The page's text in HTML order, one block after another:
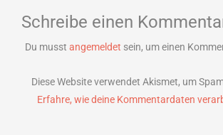
Schreibe einen
Du musst angemeldet sein, um einen
Diese Website verwendet Akismet, um
Erfahre, wie deine Kommentardaten